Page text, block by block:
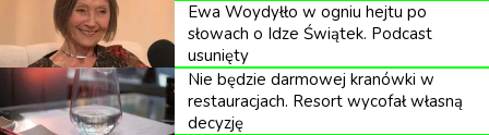
Ewa Woydyłło w ogniu hejtu po
słowach o Idze Świątek. Podcast
usunięty
Nie będzie darmowej kranówki w
restauracjach. Resort wycofał własną
decyzję